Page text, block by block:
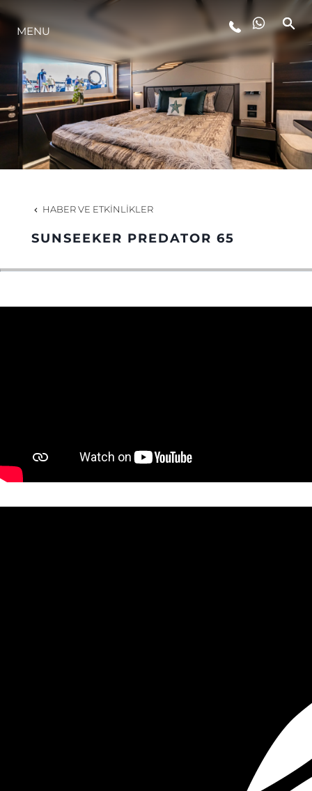
YAŞAM ŞEKLİ
YENILIK
ŞİRKET
EKIP
MİRAS
MENU
HABER VE ETKINLIKLER
SUNSEEKER PREDATOR 65